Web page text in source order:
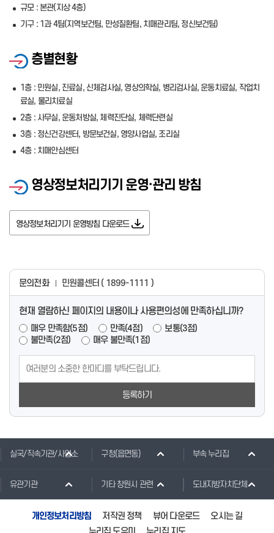
규모 : 본관(지상 4층)
기구 : 1과 4팀(지역보건팀, 만성질환팀, 치매관리팀, 정신보건팀)
층별현황
1층 : 민원실, 진료실, 신체검사실, 영상의학실, 병리검사실, 운동치료실, 작업치
료실, 물리치료실
2층 : 사무실, 운동처방실, 체력진단실, 체력단련실
3층 : 정신건강센터, 방문보건실, 영양사업실, 조리실
4층 : 치매안심센터
영상정보처리기기 운영·관리 방침
영상정보처리기기 운영방침 다운로드
문의전화 민원콜센터 ( 1899-1111 )
현재 열람하신 페이지의 내용이나 사용편의성에 만족하십니까?
매우 만족함(5점) 만족(4점)
보통(3점)
불만족(2점)
매우 불만족(1점)
등록하기
실국/직속기관/사업소 구청(읍면동) 부속 누리집
유관기관 기타 창원시 관련 도내지방자치단체
개인정보처리방침 저작권 정책 뷰어 다운로드
오시는 길